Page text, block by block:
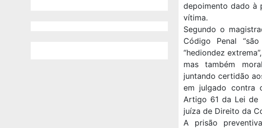
depoimento dado à
vítima.
Segundo o
Código Penal
“hediondez
mas também
juntando certidão
em julgado contra
Artigo 61 da Lei de
juíza de Direito da
A prisão